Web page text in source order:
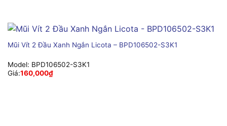
Mũi Vít 2 Đầu Xanh Ngắn Licota – BPD106502-S3K1
Model: BPD106502-S3K1
Giá:160,000₫